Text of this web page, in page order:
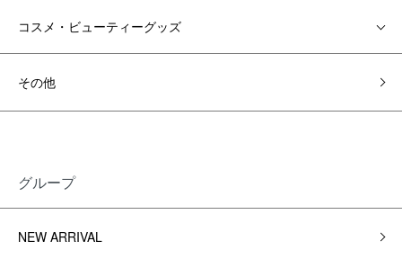
コスメ・ビューティーグッズ
その他
グループ
NEW ARRIVAL